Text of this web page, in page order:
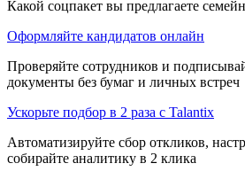
Какой соцпакет вы предлагаете
Оформляйте кандидатов онлайн
Проверяйте сотрудников и
документы без бумаг и личных встреч
Ускорьте подбор в 2 раза с Talantix
Автоматизируйте сбор откликов,
собирайте аналитику в 2 клика